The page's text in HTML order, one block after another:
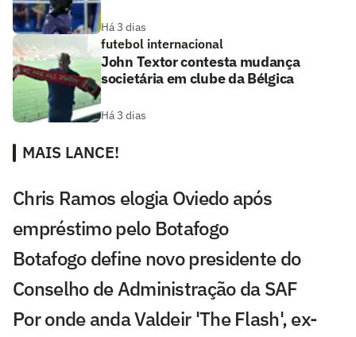
Há 3 dias
futebol internacional
John Textor contesta mudança
societária em clube da Bélgica
Há 3 dias
MAIS LANCE!
Chris Ramos elogia Oviedo após
empréstimo pelo Botafogo
Botafogo define novo presidente do
Conselho de Administração da SAF
Por onde anda Valdeir 'The Flash', ex-